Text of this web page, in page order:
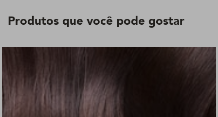
Produtos que você pode gostar